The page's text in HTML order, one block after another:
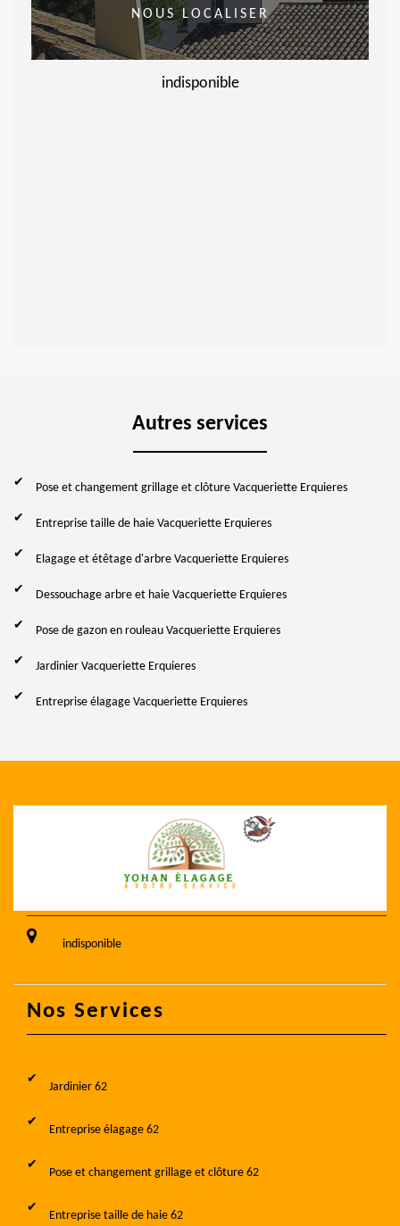
NOUS LOCALISER
indisponible
Autres services
Pose et changement grillage et clôture Vacqueriette Erquieres
Entreprise taille de haie Vacqueriette Erquieres
Elagage et étêtage d'arbre Vacqueriette Erquieres
Dessouchage arbre et haie Vacqueriette Erquieres
Pose de gazon en rouleau Vacqueriette Erquieres
Jardinier Vacqueriette Erquieres
Entreprise élagage Vacqueriette Erquieres
indisponible
Nos Services
Jardinier 62
Entreprise élagage 62
Pose et changement grillage et clôture 62
Entreprise taille de haie 62